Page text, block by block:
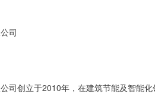
司
司创立于2010年，在建筑节能及智能